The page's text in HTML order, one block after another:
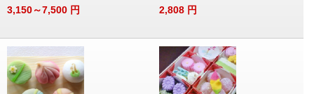
3,150～7,500 円 2,808 円